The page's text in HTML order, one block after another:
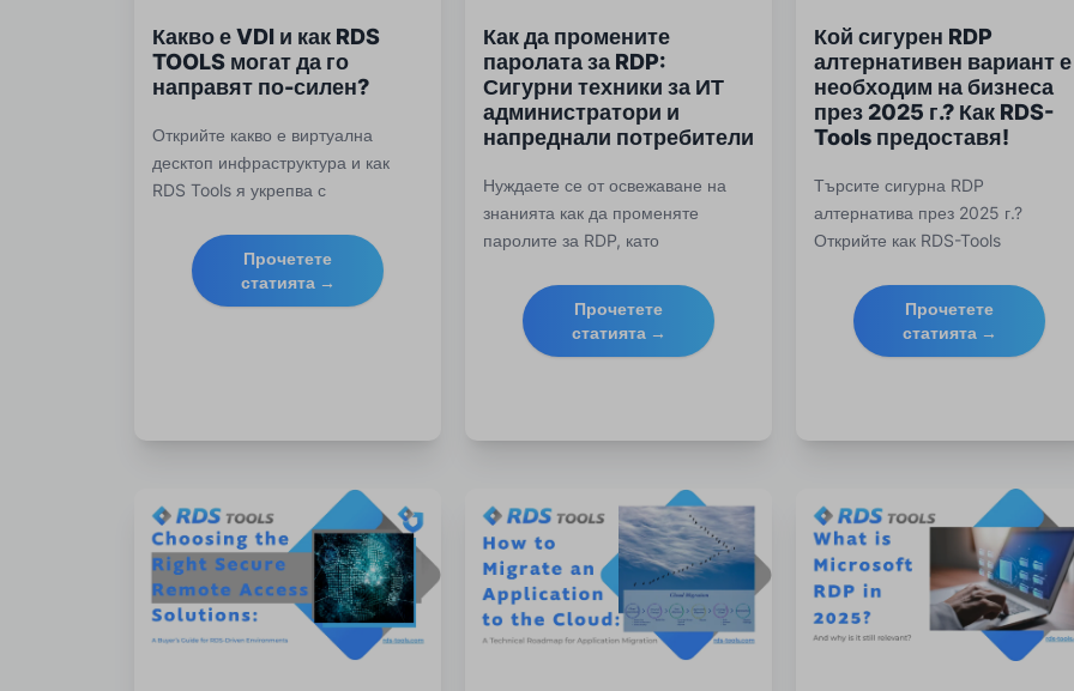
Какво е VDI и как RDS
TOOLS могат да го
направят по-силен?
Открийте какво е виртуална
десктоп инфраструктура и как
RDS Tools я укрепва с
мониторинг и дистанционна
поддръжка за съвременните ИТ
екипи.
Прочетете
статията →
Как да промените
паролата за RDP:
Сигурни техники за ИТ
администратори и
напреднали потребители
Нуждаете се от освежаване на
знанията как да променяте
паролите за RDP, като
временно спиране, намалите
обажданията за поддръжка и се
защитите от неразрешен достъп.
Прочетете
статията →
Кой сигурен RDP
алтернативен вариант е
необходим на бизнеса
през 2025 г.? Как RDS-
Tools предоставя!
Търсите сигурна RDP
алтернатива през 2025 г.?
Открийте как RDS-Tools
достъп с вход през браузър,
защита от брутфорс атаки и
поддръжка на множество
Прочетете
статията →